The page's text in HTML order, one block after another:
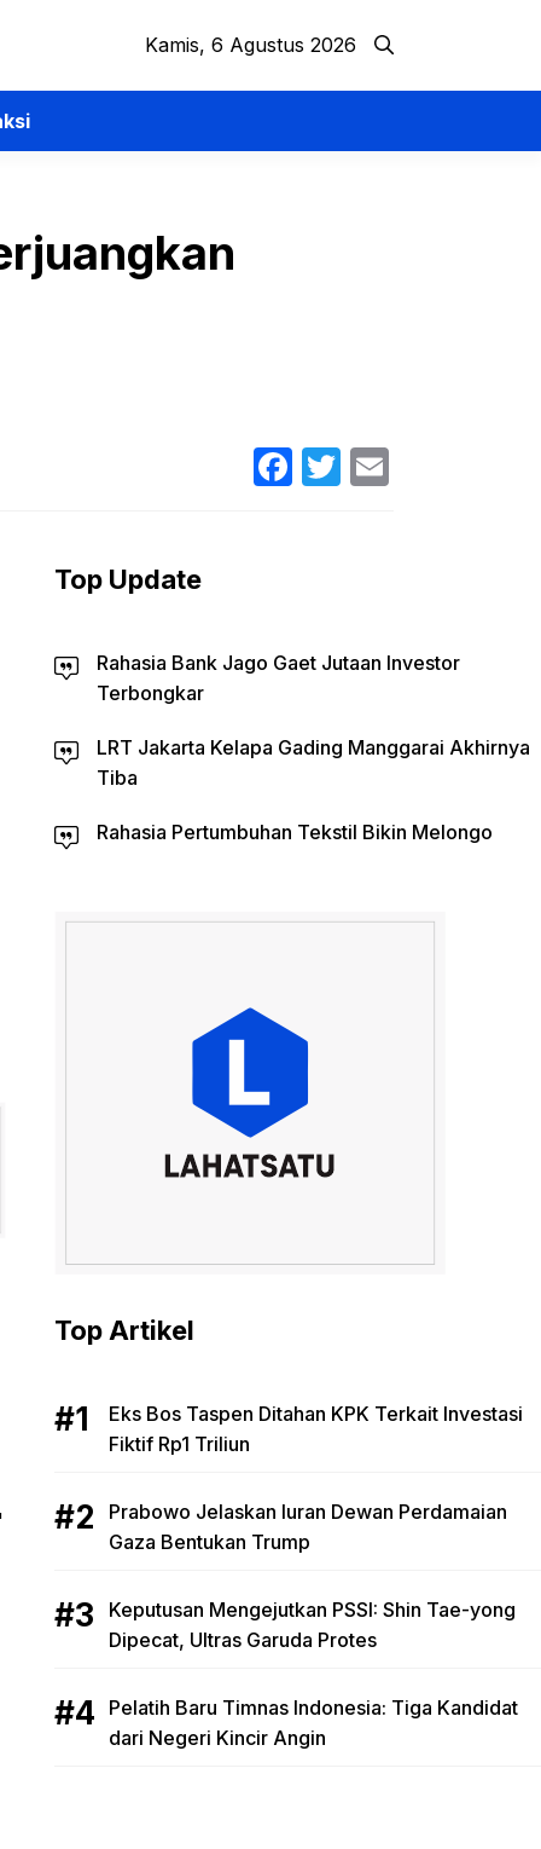
Kamis, 6 Agustus 2026
Facebook
Twitter
Top Update
Rahasia Bank Jago Gaet Jutaan Investor
Terbongkar
LRT Jakarta Kelapa Gading Manggarai Akhirnya
Tiba
Rahasia Pertumbuhan Tekstil Bikin Melongo
Top Artikel
Eks Bos Taspen Ditahan KPK Terkait Investasi
Fiktif Rp1 Triliun
Prabowo Jelaskan Iuran Dewan Perdamaian
Gaza Bentukan Trump
Keputusan Mengejutkan PSSI: Shin Tae-yong
Dipecat, Ultras Garuda Protes
Pelatih Baru Timnas Indonesia: Tiga Kandidat
dari Negeri Kincir Angin